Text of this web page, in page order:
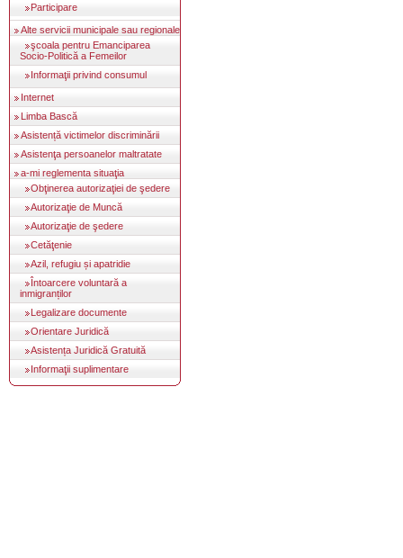
Participare
Alte servicii municipale sau regionale
şcoala pentru Emanciparea
Socio-Politică a Femeilor
Informaţii privind consumul
Internet
Limba Bască
Asistență victimelor discriminării
Asistenţa persoanelor maltratate
a-mi reglementa situaţia
Obţinerea autorizaţiei de şedere
Autorizaţie de Muncă
Autorizaţie de şedere
Cetăţenie
Azil, refugiu și apatridie
Întoarcere voluntară a
inmigranților
Legalizare documente
Orientare Juridică
Asistența Juridică Gratuită
Informaţii suplimentare